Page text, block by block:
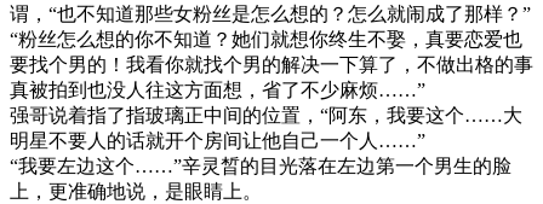
谓，“也不知道那些女粉丝是怎么想的？怎么就闹成了那样？”
“粉丝怎么想的你不知道？她们就想你终生不娶，真要恋爱也
要找个男的！我看你就找个男的解决一下算了，不做出格的事
真被拍到也没人往这方面想，省了不少麻烦……”
强哥说着指了指玻璃正中间的位置，“阿东，我要这个……大
明星不要人的话就开个房间让他自己一个人……”
“我要左边这个……”辛灵晳的目光落在左边第一个男生的脸
上，更准确地说，是眼睛上。